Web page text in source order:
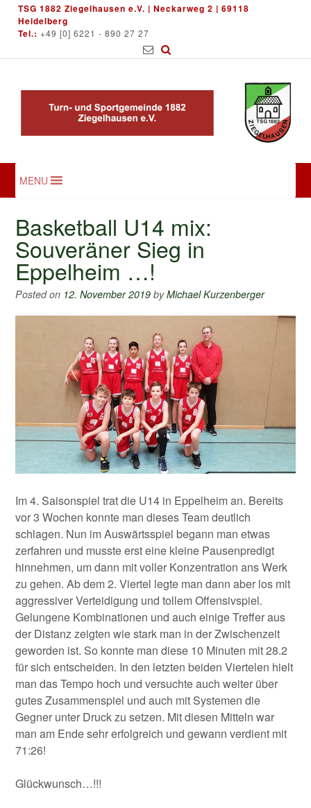
Skip
content
TSG 1882 Ziegelhausen e.V. | Neckarweg 2 | 69118
Heidelberg
Tel.: +49 [0] 6221 - 890 27 27
MENU
Basketball U14 mix:
Souveräner Sieg in
Eppelheim …!
Posted on 12. November 2019 byMichael Kurzenberger
Im 4. Saisonspiel trat die U14 in Eppelheim an. Bereits
vor 3 Wochen konnte man dieses Team deutlich
schlagen. Nun im Auswärtsspiel begann man etwas
zerfahren und musste erst eine kleine Pausenpredigt
hinnehmen, um dann mit voller Konzentration ans Werk
zu gehen. Ab dem 2. Viertel legte man dann aber los mit
aggressiver Verteidigung und tollem Offensivspiel.
Gelungene Kombinationen und auch einige Treffer aus
der Distanz zeigten wie stark man in der Zwischenzeit
geworden ist. So konnte man diese 10 Minuten mit 28.2
für sich entscheiden. In den letzten beiden Viertelen hielt
man das Tempo hoch und versuchte auch weiter über
gutes Zusammenspiel und auch mit Systemen die
Gegner unter Druck zu setzen. Mit diesen Mitteln war
man am Ende sehr erfolgreich und gewann verdient mit
71:26!
Glückwunsch…!!!